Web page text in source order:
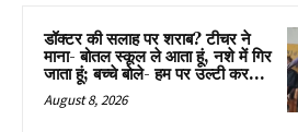
डॉक्टर की सलाह पर शराब? टीचर ने
माना- बोतल स्कूल ले आता हूं, नशे में गिर
जाता हूं; बच्चे बोले- हम पर उल्टी कर...
August 8, 2026